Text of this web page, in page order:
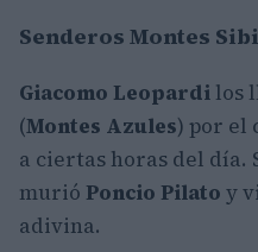
Senderos Montes
Giacomo Leopardi los
(Montes Azules) por el
a ciertas horas del día.
murió Poncio Pilato y
adivina.